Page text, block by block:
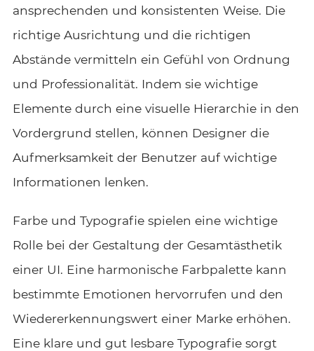
ansprechenden und konsistenten Weise. Die
richtige Ausrichtung und die richtigen
Abstände vermitteln ein Gefühl von Ordnung
und Professionalität. Indem sie wichtige
Elemente durch eine visuelle Hierarchie in den
Vordergrund stellen, können Designer die
Aufmerksamkeit der Benutzer auf wichtige
Informationen lenken.
Farbe und Typografie spielen eine wichtige
Rolle bei der Gestaltung der Gesamtästhetik
einer UI. Eine harmonische Farbpalette kann
bestimmte Emotionen hervorrufen und den
Wiedererkennungswert einer Marke erhöhen.
Eine klare und gut lesbare Typografie sorgt